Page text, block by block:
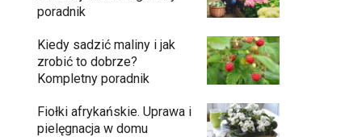
poradnik
Kiedy sadzić maliny i jak
zrobić to dobrze?
Kompletny poradnik
Fiołki afrykańskie. Uprawa i
pielęgnacja w domu